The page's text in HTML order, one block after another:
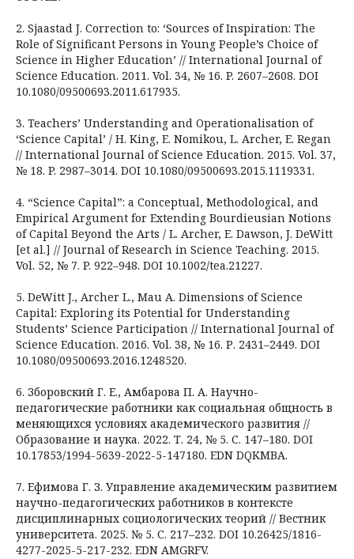
2. Sjaastad J. Correction to: ‘Sources of Inspiration: The
Role of Significant Persons in Young People’s Choice of
Science in Higher Education’ // International Journal of
Science Education. 2011. Vol. 34, № 16. P. 2607–2608. DOI
10.1080/09500693.2011.617935.
3. Teachers’ Understanding and Operationalisation of
‘Science Capital’ / H. King, E. Nomikou, L. Archer, E. Regan
// International Journal of Science Education. 2015. Vol. 37,
№ 18. P. 2987–3014. DOI 10.1080/09500693.2015.1119331.
4. “Science Capital”: a Conceptual, Methodological, and
Empirical Argument for Extending Bourdieusian Notions
of Capital Beyond the Arts / L. Archer, E. Dawson, J. DeWitt
[et al.] // Journal of Research in Science Teaching. 2015.
Vol. 52, № 7. P. 922–948. DOI 10.1002/tea.21227.
5. DeWitt J., Archer L., Mau A. Dimensions of Science
Capital: Exploring its Potential for Understanding
Students’ Science Participation // International Journal of
Science Education. 2016. Vol. 38, № 16. Р. 2431–2449. DOI
10.1080/09500693.2016.1248520.
6. Зборовский Г. Е., Амбарова П. А. Научно-
педагогические работники как социальная общность в
меняющихся условиях академического развития //
Образование и наука. 2022. Т. 24, № 5. С. 147–180. DOI
10.17853/1994-5639-2022-5-147180. EDN DQKMBA.
7. Ефимова Г. З. Управление академическим развитием
научно-педагогических работников в контексте
дисциплинарных социологических теорий // Вестник
университета. 2025. № 5. С. 217–232. DOI 10.26425/1816-
4277-2025-5-217-232. EDN AMGRFV.